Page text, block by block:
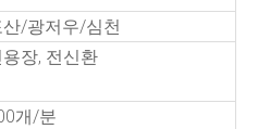
산/광저우/심천
용장, 전신환
개/분